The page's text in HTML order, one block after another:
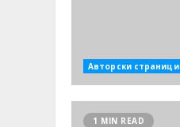
Авторски страници
1 MIN READ